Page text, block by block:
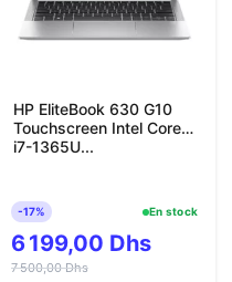
HP EliteBook 630 G10
Touchscreen Intel Core
i7-1365U...
-17% En stock
6 199,00 Dhs
7 500,00 Dhs